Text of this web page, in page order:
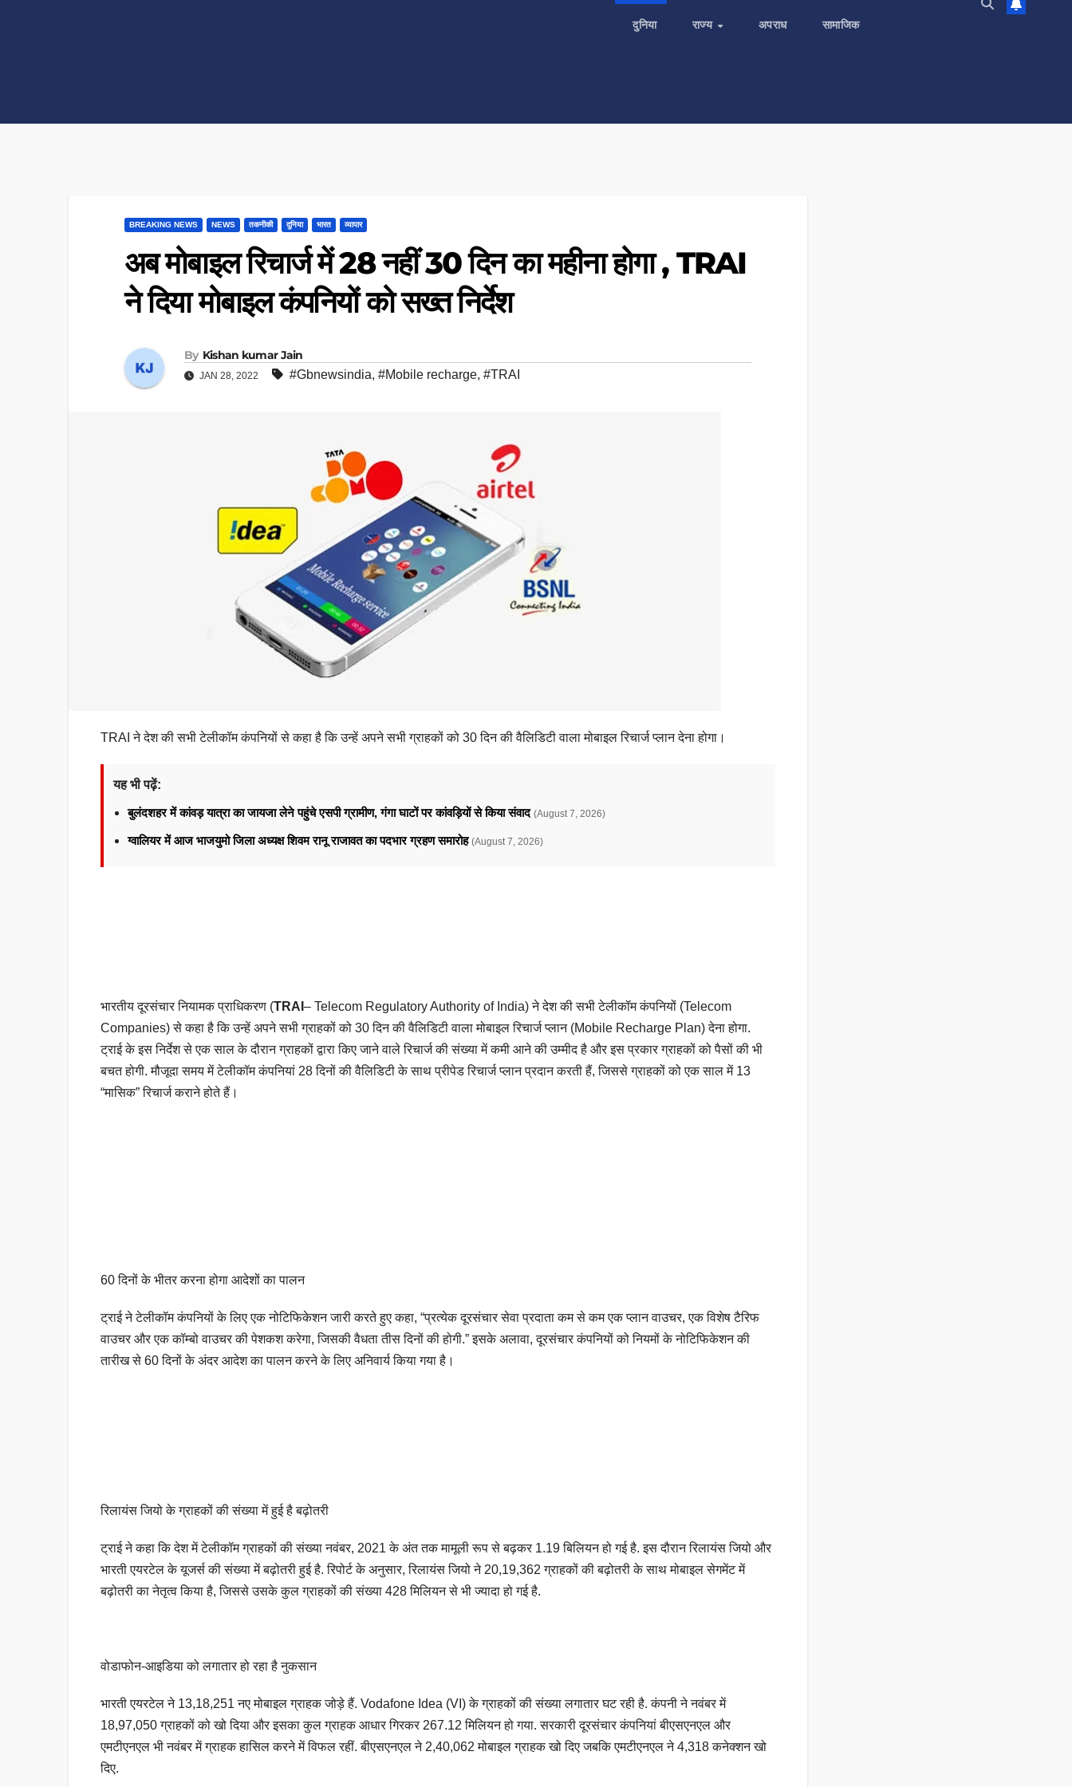
दुनिया राज्य अपराध सामाजिक
BREAKING NEWS NEWS तकनीकी दुनिया भारत व्यापार
अब मोबाइल रिचार्ज में 28 नहीं 30 दिन का महीना होगा , TRAI
ने दिया मोबाइल कंपनियों को सख्त निर्देश
By Kishan kumar Jain
JAN 28, 2022 #Gbnewsindia, #Mobile recharge, #TRAI
TRAI ने देश की सभी टेलीकॉम कंपनियों से कहा है कि उन्हें अपने सभी ग्राहकों को 30 दिन की वैलिडिटी वाला मोबाइल रिचार्ज प्लान देना होगा।
यह भी पढ़ें:
बुलंदशहर में कांवड़ यात्रा का जायजा लेने पहुंचे एसपी ग्रामीण, गंगा घाटों पर कांवड़ियों से किया संवाद (August 7, 2026)
ग्वालियर में आज भाजयुमो जिला अध्यक्ष शिवम रानू राजावत का पदभार ग्रहण समारोह (August 7, 2026)
भारतीय दूरसंचार नियामक प्राधिकरण (TRAI – Telecom Regulatory Authority of India) ने देश की सभी टेलीकॉम कंपनियों (Telecom
Companies) से कहा है कि उन्हें अपने सभी ग्राहकों को 30 दिन की वैलिडिटी वाला मोबाइल रिचार्ज प्लान (Mobile Recharge Plan) देना होगा.
ट्राई के इस निर्देश से एक साल के दौरान ग्राहकों द्वारा किए जाने वाले रिचार्ज की संख्या में कमी आने की उम्मीद है और इस प्रकार ग्राहकों को पैसों की भी
बचत होगी. मौजूदा समय में टेलीकॉम कंपनियां 28 दिनों की वैलिडिटी के साथ प्रीपेड रिचार्ज प्लान प्रदान करती हैं, जिससे ग्राहकों को एक साल में 13
“मासिक” रिचार्ज कराने होते हैं।
60 दिनों के भीतर करना होगा आदेशों का पालन
ट्राई ने टेलीकॉम कंपनियों के लिए एक नोटिफिकेशन जारी करते हुए कहा, “प्रत्येक दूरसंचार सेवा प्रदाता कम से कम एक प्लान वाउचर, एक विशेष टैरिफ
वाउचर और एक कॉम्बो वाउचर की पेशकश करेगा, जिसकी वैधता तीस दिनों की होगी.” इसके अलावा, दूरसंचार कंपनियों को नियमों के नोटिफिकेशन की
तारीख से 60 दिनों के अंदर आदेश का पालन करने के लिए अनिवार्य किया गया है।
रिलायंस जियो के ग्राहकों की संख्या में हुई है बढ़ोतरी
ट्राई ने कहा कि देश में टेलीकॉम ग्राहकों की संख्या नवंबर, 2021 के अंत तक मामूली रूप से बढ़कर 1.19 बिलियन हो गई है. इस दौरान रिलायंस जियो और
भारती एयरटेल के यूजर्स की संख्या में बढ़ोतरी हुई है. रिपोर्ट के अनुसार, रिलायंस जियो ने 20,19,362 ग्राहकों की बढ़ोतरी के साथ मोबाइल सेगमेंट में
बढ़ोतरी का नेतृत्व किया है, जिससे उसके कुल ग्राहकों की संख्या 428 मिलियन से भी ज्यादा हो गई है.
वोडाफोन-आइडिया को लगातार हो रहा है नुकसान
भारती एयरटेल ने 13,18,251 नए मोबाइल ग्राहक जोड़े हैं. Vodafone Idea (VI) के ग्राहकों की संख्या लगातार घट रही है. कंपनी ने नवंबर में
18,97,050 ग्राहकों को खो दिया और इसका कुल ग्राहक आधार गिरकर 267.12 मिलियन हो गया. सरकारी दूरसंचार कंपनियां बीएसएनएल और
एमटीएनएल भी नवंबर में ग्राहक हासिल करने में विफल रहीं. बीएसएनएल ने 2,40,062 मोबाइल ग्राहक खो दिए जबकि एमटीएनएल ने 4,318 कनेक्शन खो
दिए.